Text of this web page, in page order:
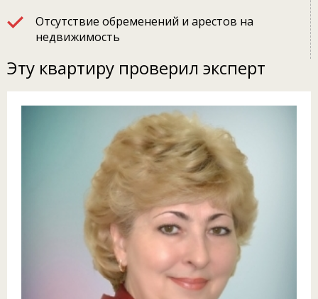
Отсутствие обременений и арестов на
недвижимость
Эту квартиру проверил эксперт